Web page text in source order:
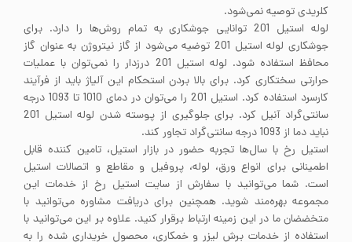
کلریدی توصیه نمی‌شود.
لوله استیل 201 توانایی جوشکاری به تمام روش‌ها را دارد. برای
جوشکاری لوله استیل 201 توضیه می‌شود از گاز نیتروژن به عنوان گاز
محافظ استفاده شود. لوله استیل 201 درزدار را نمی‌توان با عملیات
حرارتی سختکاری کرد. برای بالا بردن استحکام این آلیاژ باید از فرآیند
کارسرد استفاده کرد. استیل 201 را می‌توان در دمای 1010 تا 1093 درجه
سانتی‌گراد آنیل کرد. برای جلوگیری از پوسته شدن لوله استیل 201
نباید دما از 1093 درجه سانتی‌گراد تجاور کند.
استیل رخ با سال‌ها تجربه حضور در بازار استیل، تامین کننده قابل
اطمینانی برای انواع ورق، لوله، پروفیل و مقاطع و اتصالات استیل
است. شما می‌توانید با سفارش از سایت استیل رخ از خدمات این
مجموعه بهره‌مند شوید. همچنین برای دریافت مشاوره می‌توانید با
متخضضان ما در این زمینه ارتباط برقرار کنید. علاوه بر این می‌توانید با
استفاده از خدمات برش لیزر و خمکاری، محصول خریداری شده را به